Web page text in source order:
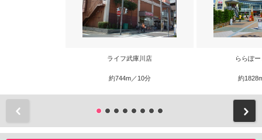
ライフ武庫川店
約744m／10分
ららぽ
約